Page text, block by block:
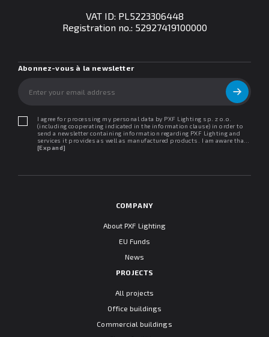
VAT ID: PL5223306448
Registration no.: 52927419100000
Abonnez-vous à la newsletter
I agree for processing my personal data by PXF Lighting sp. z o.o.
(including cooperating indicated in the information clause) in order to
send a newsletter containing information regarding PXF Lighting and
services it provides as well as manufactured products. I am aware that I
may withdraw my consent at any time. I declare that I have read the
[Expand]
COMPANY
About PXF Lighting
EU Funds
News
PROJECTS
All projects
Office buildings
Commercial buildings